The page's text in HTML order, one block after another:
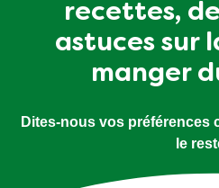
recettes,
astuces sur
manger
Dites-nous vos préférences
le